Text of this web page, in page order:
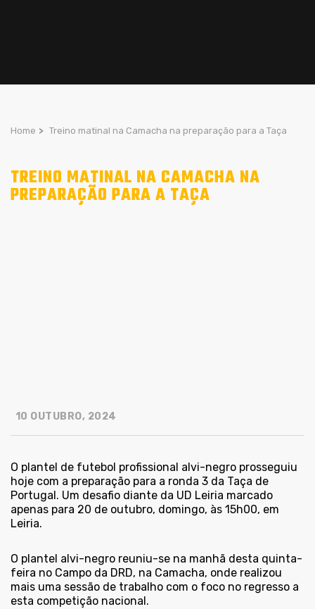
Home > Treino matinal na Camacha na preparação para a Taça
TREINO MATINAL NA CAMACHA NA
PREPARAÇÃO PARA A TAÇA
10 OUTUBRO, 2024
O plantel de futebol profissional alvi-negro prosseguiu
hoje com a preparação para a ronda 3 da Taça de
Portugal. Um desafio diante da UD Leiria marcado
apenas para 20 de outubro, domingo, às 15h00, em
Leiria.
O plantel alvi-negro reuniu-se na manhã desta quinta-
feira no Campo da DRD, na Camacha, onde realizou
mais uma sessão de trabalho com o foco no regresso a
esta competição nacional.